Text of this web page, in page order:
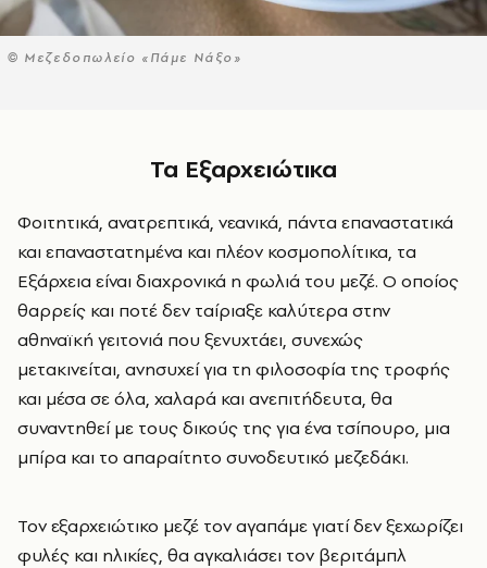
© Μεζεδοπωλείο «Πάμε Νάξο»
Τα Εξαρχειώτικα
Φοιτητικά, ανατρεπτικά, νεανικά, πάντα επαναστατικά
και επαναστατημένα και πλέον κοσμοπολίτικα, τα
Εξάρχεια είναι διαχρονικά η φωλιά του μεζέ. Ο οποίος
θαρρείς και ποτέ δεν ταίριαξε καλύτερα στην
αθηναϊκή γειτονιά που ξενυχτάει, συνεχώς
μετακινείται, ανησυχεί για τη φιλοσοφία της τροφής
και μέσα σε όλα, χαλαρά και ανεπιτήδευτα, θα
συναντηθεί με τους δικούς της για ένα τσίπουρο, μια
μπίρα και το απαραίτητο συνοδευτικό μεζεδάκι.
Τον εξαρχειώτικο μεζέ τον αγαπάμε γιατί δεν ξεχωρίζει
φυλές και ηλικίες, θα αγκαλιάσει τον βεριτάμπλ